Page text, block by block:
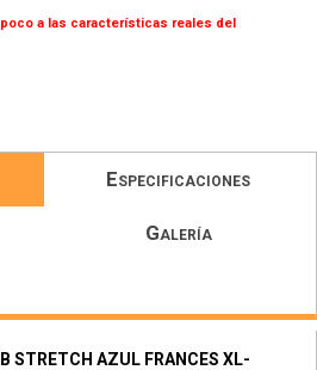
a las características reales del
Especificaciones
Galería
STRETCH AZUL FRANCES XL-